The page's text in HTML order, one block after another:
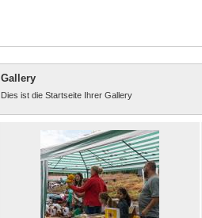
Gallery
Dies ist die Startseite Ihrer Gallery